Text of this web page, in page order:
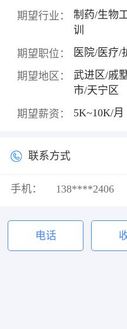
期望行业：
制药/生物
训
期望职位：
医院/医疗/
期望地区：
武进区/戚
市/天宁区
期望薪资：
5K~10K/月
联系方式
手机： 138****2406
电话